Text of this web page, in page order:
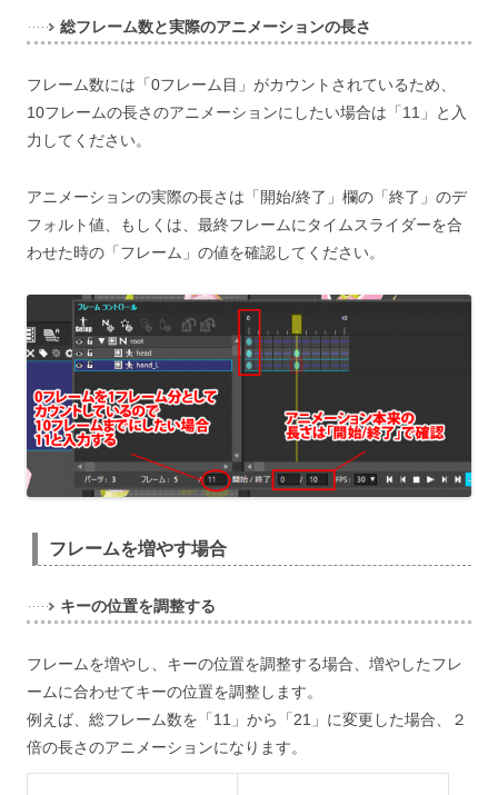
総フレーム数と実際のアニメーションの長さ
フレーム数には「0フレーム目」がカウントされているため、
10フレームの長さのアニメーションにしたい場合は「11」と入
力してください。
アニメーションの実際の長さは「開始/終了」欄の「終了」のデ
フォルト値、もしくは、最終フレームにタイムスライダーを合
わせた時の「フレーム」の値を確認してください。
フレームを増やす場合
キーの位置を調整する
フレームを増やし、キーの位置を調整する場合、増やしたフレ
ームに合わせてキーの位置を調整します。
例えば、総フレーム数を「11」から「21」に変更した場合、２
倍の長さのアニメーションになります。